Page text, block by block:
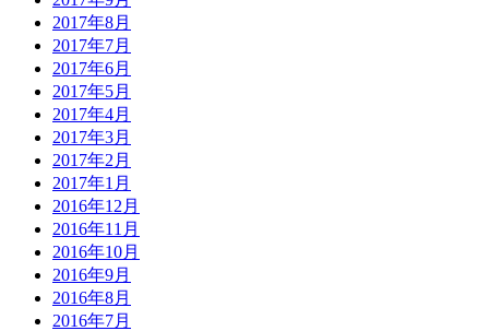
2017年8月
2017年7月
2017年6月
2017年5月
2017年4月
2017年3月
2017年2月
2017年1月
2016年12月
2016年11月
2016年10月
2016年9月
2016年8月
2016年7月